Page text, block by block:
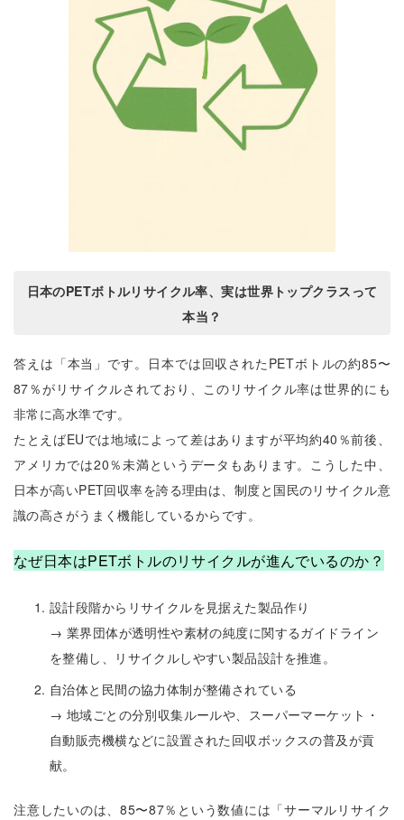
日本のPETボトルリサイクル率、実は世界トップクラスって
本当？
答えは「本当」です。日本では回収されたPETボトルの約85〜
87％がリサイクルされており、このリサイクル率は世界的にも
非常に高水準です。
たとえばEUでは地域によって差はありますが平均約40％前後、
アメリカでは20％未満というデータもあります。こうした中、
日本が高いPET回収率を誇る理由は、制度と国民のリサイクル意
識の高さがうまく機能しているからです。
なぜ日本はPETボトルのリサイクルが進んでいるのか？
設計段階からリサイクルを見据えた製品作り
→ 業界団体が透明性や素材の純度に関するガイドライン
を整備し、リサイクルしやすい製品設計を推進。
自治体と民間の協力体制が整備されている
→ 地域ごとの分別収集ルールや、スーパーマーケット・
自動販売機横などに設置された回収ボックスの普及が貢
献。
注意したいのは、85〜87％という数値には「サーマルリサイク